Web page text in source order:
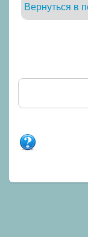
Вернуться в